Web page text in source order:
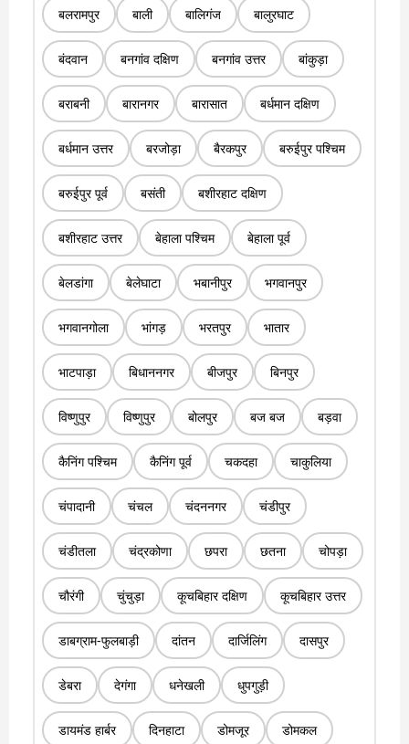
बलरामपुर बाली बालिगंज बालुरघाट
बंदवान बनगांव दक्षिण बनगांव उत्तर बांकुड़ा
बराबनी बारानगर बारासात बर्धमान दक्षिण
बर्धमान उत्तर बरजोड़ा बैरकपुर बरुईपुर पश्चिम
बरुईपुर पूर्व बसंती बशीरहाट दक्षिण
बशीरहाट उत्तर बेहाला पश्चिम बेहाला पूर्व
बेलडांगा बेलेघाटा भबानीपुर भगवानपुर
भगवानगोला भांगड़ भरतपुर भातार
भाटपाड़ा बिधाननगर बीजपुर बिनपुर
विष्णुपुर विष्णुपुर बोलपुर बज बज बड़वा
कैनिंग पश्चिम कैनिंग पूर्व चकदहा चाकुलिया
चंपादानी चंचल चंदननगर चंडीपुर
चंडीतला चंद्रकोणा छपरा छतना चोपड़ा
चौरंगी चुंचुड़ा कूचबिहार दक्षिण कूचबिहार उत्तर
डाबग्राम-फुलबाड़ी दांतन दार्जिलिंग दासपुर
डेबरा देगंगा धनेखली धुपगुड़ी
डायमंड हार्बर दिनहाटा डोमजूर डोमकल